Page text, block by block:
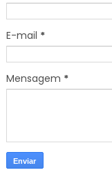
E-mail *
Mensagem *